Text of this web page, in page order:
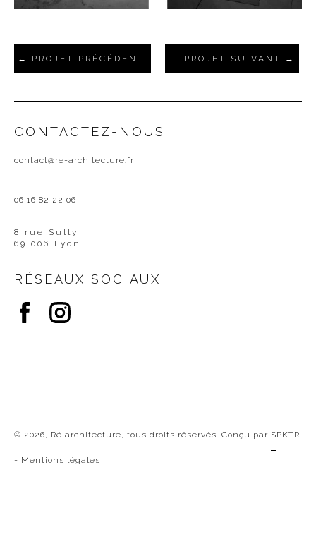
PROJET PRÉCÉDENT PROJET SUIVANT
CONTACTEZ-NOUS
contact@re-architecture.fr
06 16 82 22 06
8 rue Sully
69 006 Lyon
RÉSEAUX SOCIAUX
© 2026, Ré architecture, tous droits réservés. Conçu par SPKTR
- Mentions légales